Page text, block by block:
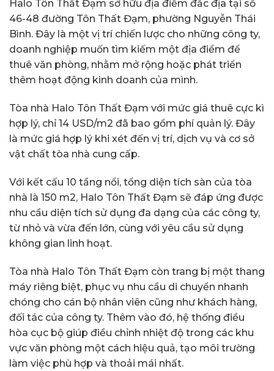
Halo Tôn Thất Đạm sở hữu địa điểm đắc địa tại số
46-48 đường Tôn Thất Đạm, phường Nguyễn Thái
Bình. Đây là một vị trí chiến lược cho những công ty,
doanh nghiệp muốn tìm kiếm một địa điểm để
thuê văn phòng, nhằm mở rộng hoặc phát triển
thêm hoạt động kinh doanh của mình.
Tòa nhà Halo Tôn Thất Đạm với mức giá thuê cực kì
hợp lý, chỉ 14 USD/m2 đã bao gồm phí quản lý. Đây
là mức giá hợp lý khi xét đến vị trí, dịch vụ và cơ sở
vật chất tòa nhà cung cấp.
Với kết cấu 10 tầng nổi, tổng diện tích sàn của tòa
nhà là 150 m2, Halo Tôn Thất Đạm sẽ đáp ứng được
nhu cầu diện tích sử dụng đa dạng của các công ty,
từ nhỏ và vừa đến lớn, cùng với yêu cầu sử dụng
không gian linh hoạt.
Tòa nhà Halo Tôn Thất Đạm còn trang bị một thang
máy riêng biệt, phục vụ nhu cầu di chuyển nhanh
chóng cho cán bộ nhân viên cũng như khách hàng,
đối tác của công ty. Thêm vào đó, hệ thống điều
hòa cục bộ giúp điều chỉnh nhiệt độ trong các khu
vực văn phòng một cách hiệu quả, tạo môi trường
làm việc phù hợp và thoải mái nhất.